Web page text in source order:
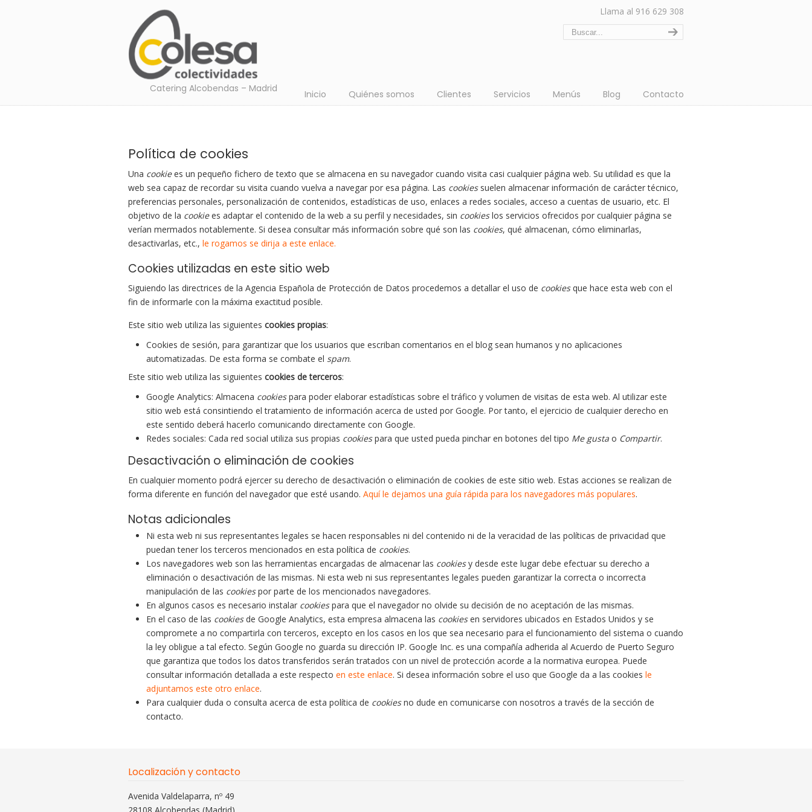
Catering Alcobendas – Madrid
Llama al 916 629 308
Inicio Quiénes somos Clientes Servicios Menús Blog Contacto
Política de cookies
Una cookiees un pequeño fichero de texto que se almacena en su navegador cuando visita casi cualquier página web. Su utilidad es que la
web sea capaz de recordar su visita cuando vuelva a navegar por esa página. Las cookiessuelen almacenar información de carácter técnico,
preferencias personales, personalización de contenidos, estadísticas de uso, enlaces a redes sociales, acceso a cuentas de usuario, etc. El
objetivo de la cookiees adaptar el contenido de la web a su perfil y necesidades, sin cookieslos servicios ofrecidos por cualquier página se
verían mermados notablemente. Si desea consultar más información sobre qué son las cookies, qué almacenan, cómo eliminarlas,
desactivarlas, etc., le rogamos se dirija a este enlace.
Cookies utilizadas en este sitio web
Siguiendo las directrices de la Agencia Española de Protección de Datos procedemos a detallar el uso de cookiesque hace esta web con el
fin de informarle con la máxima exactitud posible.
Este sitio web utiliza las siguientes cookies propias:
Cookies de sesión, para garantizar que los usuarios que escriban comentarios en el blog sean humanos y no aplicaciones
automatizadas. De esta forma se combate el spam.
Este sitio web utiliza las siguientes cookies de terceros:
Google Analytics: Almacena cookiespara poder elaborar estadísticas sobre el tráfico y volumen de visitas de esta web. Al utilizar este
sitio web está consintiendo el tratamiento de información acerca de usted por Google. Por tanto, el ejercicio de cualquier derecho en
este sentido deberá hacerlo comunicando directamente con Google.
Redes sociales: Cada red social utiliza sus propias cookiespara que usted pueda pinchar en botones del tipo Me gusta o Compartir.
Desactivación o eliminación de cookies
En cualquier momento podrá ejercer su derecho de desactivación o eliminación de cookies de este sitio web. Estas acciones se realizan de
forma diferente en función del navegador que esté usando. Aquí le dejamos una guía rápida para los navegadores más populares.
Notas adicionales
Ni esta web ni sus representantes legales se hacen responsables ni del contenido ni de la veracidad de las políticas de privacidad que
puedan tener los terceros mencionados en esta política de cookies.
Los navegadores web son las herramientas encargadas de almacenar las cookiesy desde este lugar debe efectuar su derecho a
eliminación o desactivación de las mismas. Ni esta web ni sus representantes legales pueden garantizar la correcta o incorrecta
manipulación de las cookiespor parte de los mencionados navegadores.
En algunos casos es necesario instalar cookiespara que el navegador no olvide su decisión de no aceptación de las mismas.
En el caso de las cookiesde Google Analytics, esta empresa almacena las cookiesen servidores ubicados en Estados Unidos y se
compromete a no compartirla con terceros, excepto en los casos en los que sea necesario para el funcionamiento del sistema o cuando
la ley obligue a tal efecto. Según Google no guarda su dirección IP. Google Inc. es una compañía adherida al Acuerdo de Puerto Seguro
que garantiza que todos los datos transferidos serán tratados con un nivel de protección acorde a la normativa europea. Puede
consultar información detallada a este respecto en este enlace. Si desea información sobre el uso que Google da a las cookies le
adjuntamos este otro enlace.
Para cualquier duda o consulta acerca de esta política de cookiesno dude en comunicarse con nosotros a través de la sección de
contacto.
Localización y contacto
Avenida Valdelaparra, nº 49